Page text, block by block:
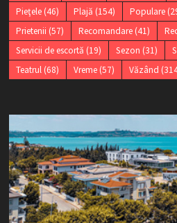
Pieţele(46) Plajă (154) Populare
Prietenii (57) Recomandare(41)
Servicii de escortă (19) Sezon (31)
Teatrul(68) Vreme(57) Văzând